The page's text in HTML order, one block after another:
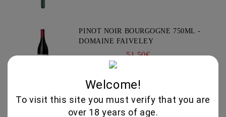
PINOT NOIR BOURGOGNE 750ML -
DOMAINE FAIVELEY
51.50€
YIANNOUDI 750ML - DAFERMOU
21.50€
Welcome!
To visit this site you must verify that you are
over 18 years of age.